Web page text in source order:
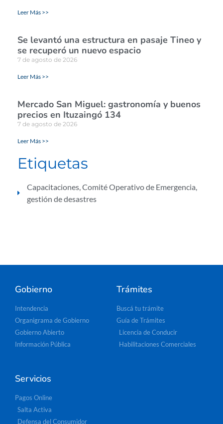
Leer Más >>
Se levantó una estructura en pasaje Tineo y
se recuperó un nuevo espacio
7 de agosto de 2026
Leer Más >>
Mercado San Miguel: gastronomía y buenos
precios en Ituzaingó 134
7 de agosto de 2026
Leer Más >>
Etiquetas
Capacitaciones,Comité Operativo de Emergencia,
gestión de desastres
Gobierno
Intendencia
Organigrama de Gobierno
Gobierno Abierto
Información Pública
Trámites
Buscá tu trámite
Guía de Trámites
Licencia de Conducir
Habilitaciones Comerciales
Servicios
Pagos Online
Salta Activa
Defensa del Consumidor